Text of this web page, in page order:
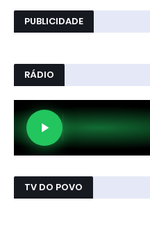
PUBLICIDADE
RÁDIO
TV DO POVO